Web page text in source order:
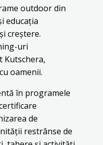
outdoor din
educația
creștere.
uri
Kutschera,
oamenii.
în programele
de
restrânse de